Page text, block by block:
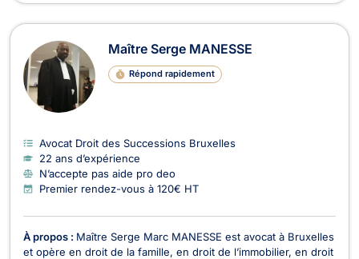
Maître Serge MANESSE
Répond rapidement
Avocat Droit des Successions Bruxelles
22 ans d’expérience
N’accepte pas aide pro deo
Premier rendez-vous à 120€ HT
À propos : Maître Serge Marc MANESSE est avocat à Bruxelles
et opère en droit de la famille, en droit de l’immobilier, en droit